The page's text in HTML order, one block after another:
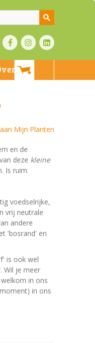
ons
Mijn Planten
en de
deze kleine
Is ruim
voedselrijke,
vrij neutrale
andere
'bosrand' en
is ook wel
Wil je meer
in ons
in ons